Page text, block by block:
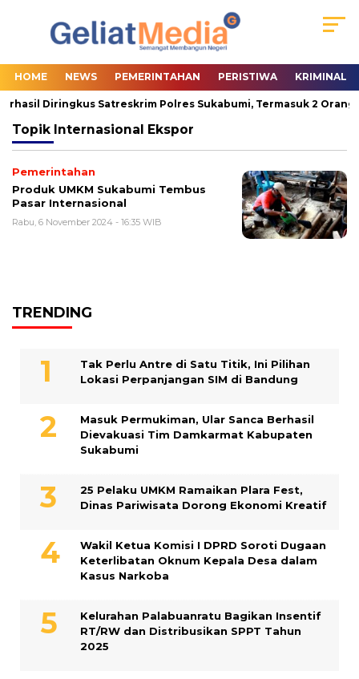
HOME NEWS PEMERINTAHAN PERISTIWA KRIMINAL
Diringkus Satreskrim Polres Sukabumi, Termasuk 2 Orang
Topik Internasional Ekspor
Pemerintahan
Produk UMKM Sukabumi Tembus
Pasar Internasional
Rabu, 6 November 2024 - 16:35 WIB
TRENDING
Tak Perlu Antre di Satu Titik, Ini Pilihan
Lokasi Perpanjangan SIM di Bandung
Masuk Permukiman, Ular Sanca Berhasil
Dievakuasi Tim Damkarmat Kabupaten
Sukabumi
25 Pelaku UMKM Ramaikan Plara Fest,
Dinas Pariwisata Dorong Ekonomi Kreatif
Wakil Ketua Komisi I DPRD Soroti Dugaan
Keterlibatan Oknum Kepala Desa dalam
Kasus Narkoba
Kelurahan Palabuanratu Bagikan Insentif
RT/RW dan Distribusikan SPPT Tahun
2025